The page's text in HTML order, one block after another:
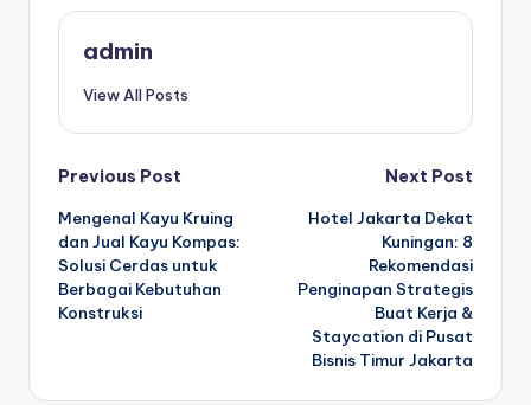
admin
View All Posts
Post
navigation
Previous Post
Mengenal Kayu Kruing
dan Jual Kayu Kompas:
Solusi Cerdas untuk
Berbagai Kebutuhan
Konstruksi
Next Post
Hotel Jakarta Dekat
Kuningan: 8
Rekomendasi
Penginapan Strategis
Buat Kerja &
Staycation di Pusat
Bisnis Timur Jakarta